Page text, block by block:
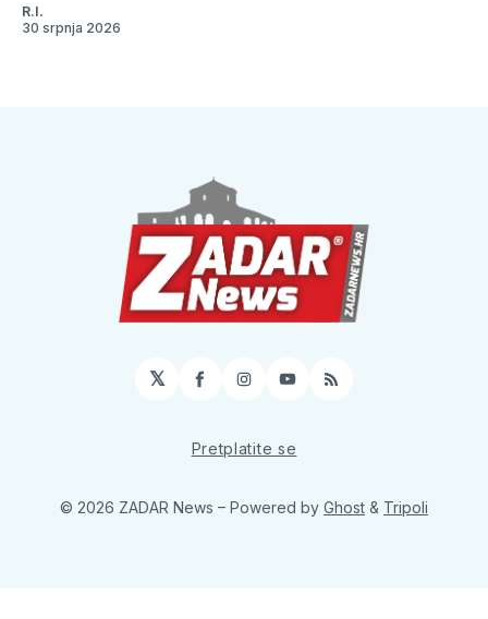
R.I.
30 srpnja 2026
𝕏 Facebook
Instagram
YouTube
RSS
Pretplatite se
© 2026 ZADAR News – Powered by Ghost & Tripoli